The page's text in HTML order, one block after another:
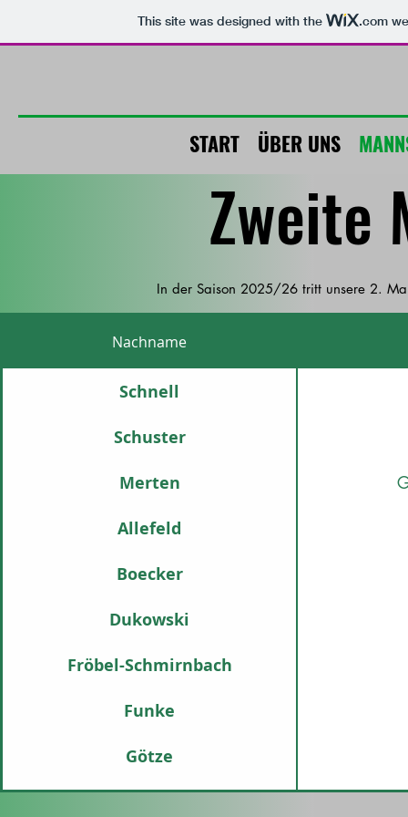
This site was designed with the .com
START ÜBER UNS
Zweite
In der Saison 2025/26 tritt unsere 2.
Nachname
Schnell
Schuster
Merten
Allefeld
Boecker
Dukowski
Fröbel-Schmirnbach
Funke
Götze